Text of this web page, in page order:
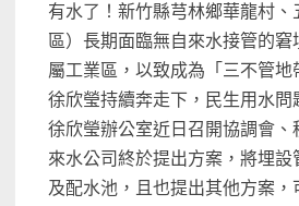
有水了！新竹縣芎林鄉華龍村、
區）長期面臨無自來水接管的窘
屬工業區，以致成為「三不管地
徐欣瑩持續奔走下，民生用水問
徐欣瑩辦公室近日召開協調會、
來水公司終於提出方案，將埋設
及配水池，且也提出其他方案，